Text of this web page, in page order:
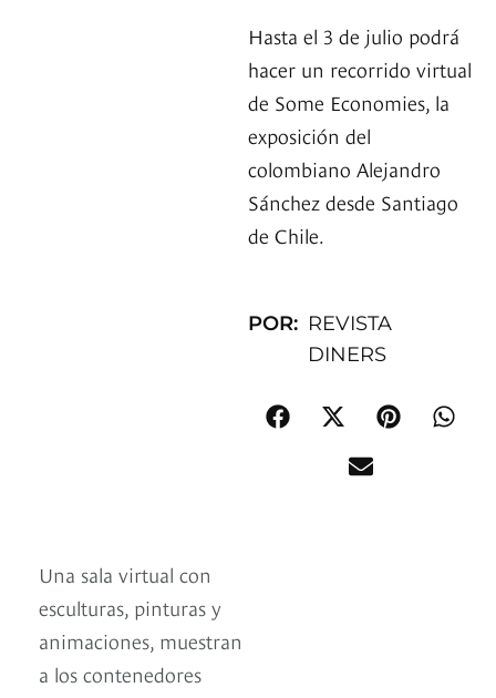
Hasta el 3 de julio podrá
hacer un recorrido virtual
de Some Economies, la
exposición del
colombiano Alejandro
Sánchez desde Santiago
de Chile.
POR: REVISTA
DINERS
Una sala virtual con
esculturas, pinturas y
animaciones, muestran
a los contenedores